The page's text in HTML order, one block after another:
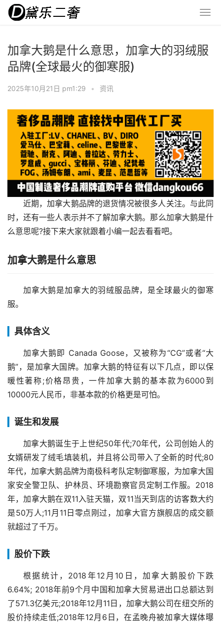
加拿大鹅是什么意思，加拿大的羽绒服
品牌(全球最火的御寒服)
2025年10月21日 pm1:29 • 资讯
近期，加拿大鹅品牌的退货情况被很多人关注。与此同
时，还有一些人表示并不了解加拿大鹅。那么加拿大鹅是什
么意思呢?接下来大家就跟着小编一起去看看吧。
加拿大鹅是什么意思
加拿大鹅是加拿大的羽绒服品牌，是全球最火的御寒
服。
具体含义
加拿大鹅即 Canada Goose，又被称为“CG”或者“大
鹅”，是加拿大国牌。加拿大鹅的特征有以下几点，即以保
暖性著称;价格昂贵，一件加拿大鹅的基本款为6000到
10000元人民币，非基本款的价格更是可怕。
诞生和发展
加拿大鹅诞生于上世纪50年代;70年代，公司创始人的
女婿研发了绒毛填装机，并且将公司带入了全新的时代;80
年代，加拿大鹅品牌为南极科考队定制御寒服，为加拿大国
家安全警卫队、护林员、环境勘察官员定制工作服。2018
年，加拿大鹅在双11入驻天猫，双11当天到店的访客数大约
是50万人;11月11日零点刚过，加拿大官方旗舰店的成交额
就超过了千万。
股价下跌
根据统计，2018年12月10日，加拿大鹅股价下跌
6.64%; 2018年前9个月中国和加拿大贸易进出口总额达到
了571.3亿美元;2018年12月11日，加拿大鹅公司在纽交所的
股价持续走低;2018年12月6日，在孟晚舟被加拿大媒体曝